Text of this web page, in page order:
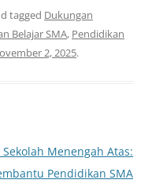
tagged Dukungan
Belajar SMA, Pendidikan
2, 2025.
Menengah Atas:
Pendidikan SMA